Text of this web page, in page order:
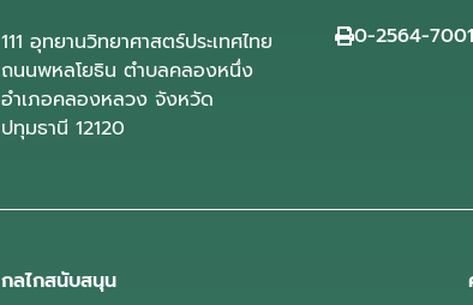
111 อุทยานวิทยาศาสตร์ประเทศไทย
ถนนพหลโยธิน ตำบลคลองหนึ่ง
อำเภอคลองหลวง จังหวัด
ปทุมธานี 12120
0-2564-7001
กลไกสนับสนุน